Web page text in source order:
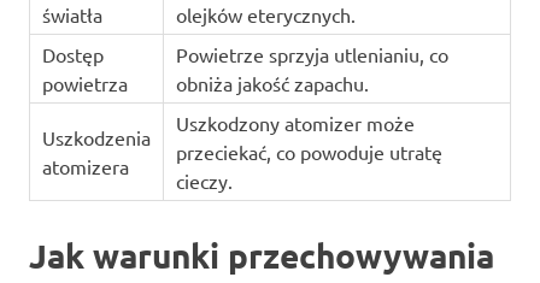
światła
olejków eterycznych.
Dostęp
powietrza
Powietrze sprzyja utlenianiu, co
obniża jakość zapachu.
Uszkodzenia
atomizera
Uszkodzony atomizer może
przeciekać, co powoduje utratę
cieczy.
Jak warunki przechowywania